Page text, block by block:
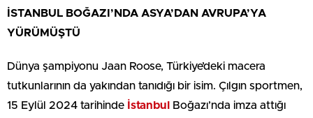
İSTANBUL BOĞAZI’NDA ASYA’DAN AVRUPA’YA
YÜRÜMÜŞTÜ
Dünya şampiyonu Jaan Roose, Türkiye’deki macera
tutkunlarının da yakından tanıdığı bir isim. Çılgın sportmen,
15 Eylül 2024 tarihinde İstanbul
Boğazı’nda imza attığı